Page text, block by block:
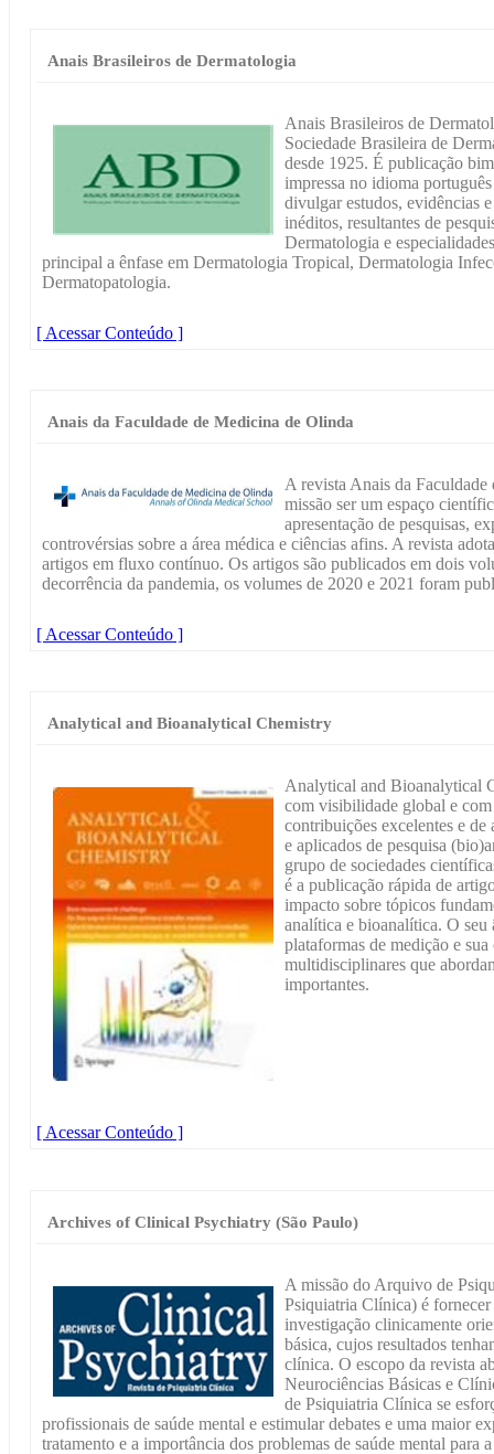
Anais Brasileiros de Dermatologia
Anais Brasileiros de
Sociedade Brasileira de
desde 1925. É publicação
impressa no idioma
divulgar estudos, evidências
inéditos, resultantes de
Dermatologia e
principal a ênfase em Dermatologia Tropical, Dermatologia
Dermatopatologia.
[ Acessar Conteúdo ]
Anais da Faculdade de Medicina de Olinda
A revista Anais da
missão ser um espaço
apresentação de pesquisas,
controvérsias sobre a área médica e ciências afins. A revista
artigos em fluxo contínuo. Os artigos são publicados em dois
decorrência da pandemia, os volumes de 2020 e 2021 foram
[ Acessar Conteúdo ]
Analytical and Bioanalytical Chemistry
Analytical and Bioanalytical
com visibilidade global e
contribuições excelentes e
e aplicados de pesquisa
grupo de sociedades
é a publicação rápida de
impacto sobre tópicos
analítica e bioanalítica. O seu
plataformas de medição e
multidisciplinares que
importantes.
[ Acessar Conteúdo ]
Archives of Clinical Psychiatry (São Paulo)
A missão do Arquivo de
Psiquiatria Clínica) é
investigação clinicamente
básica, cujos resultados
clínica. O escopo da revista
Neurociências Básicas e
de Psiquiatria Clínica se
profissionais de saúde mental e estimular debates e uma maior
tratamento e a importância dos problemas de saúde mental para